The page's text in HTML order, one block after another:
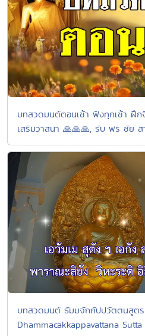
บทสวดมนต์ตอนเช้า ฟังทุกเช้า ฝึ
เสริมวาสนา 🙏🙏🙏, รับ พร ชัย
บทสวดมนต์ ธัมมจักกัปปวัตตนสูต
Dhammacakkappavattana